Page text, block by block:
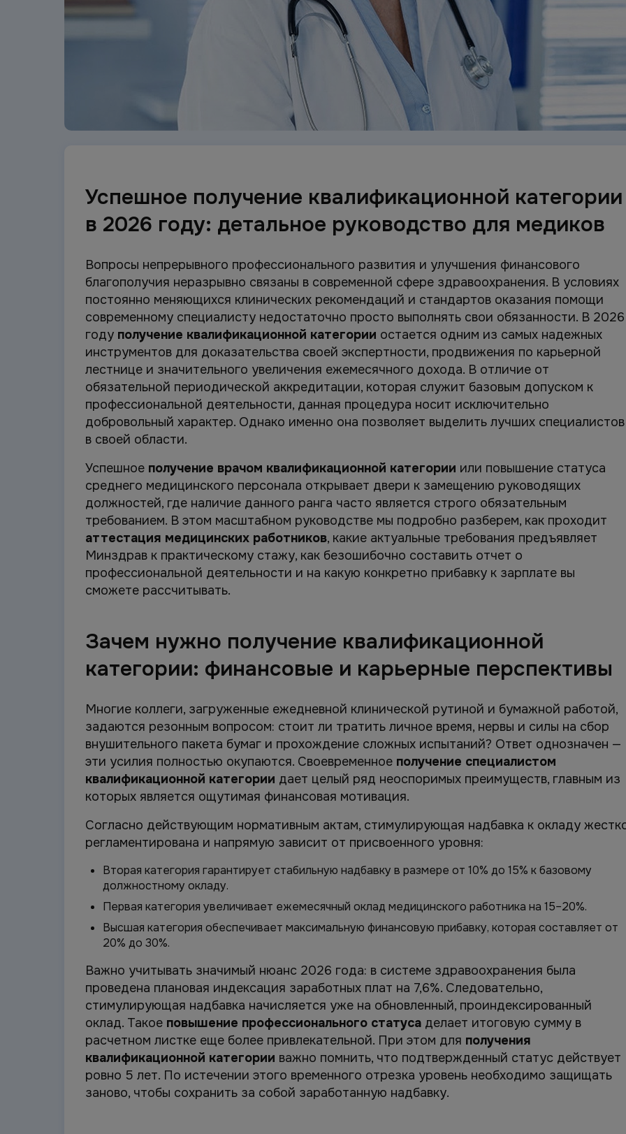
Успешное получение квалификационной категории
в 2026 году: детальное руководство для медиков
Вопросы непрерывного профессионального развития и улучшения финансового
благополучия неразрывно связаны в современной сфере здравоохранения. В условиях
постоянно меняющихся клинических рекомендаций и стандартов оказания помощи
современному специалисту недостаточно просто выполнять свои обязанности. В 2026
году получение квалификационной категории остается одним из самых надежных
инструментов для доказательства своей экспертности, продвижения по карьерной
лестнице и значительного увеличения ежемесячного дохода. В отличие от
обязательной периодической аккредитации, которая служит базовым допуском к
профессиональной деятельности, данная процедура носит исключительно
добровольный характер. Однако именно она позволяет выделить лучших специалистов
в своей области.
Успешное получение врачом квалификационной категории или повышение статуса
среднего медицинского персонала открывает двери к замещению руководящих
должностей, где наличие данного ранга часто является строго обязательным
требованием. В этом масштабном руководстве мы подробно разберем, как проходит
аттестация медицинских работников, какие актуальные требования предъявляет
Минздрав к практическому стажу, как безошибочно составить отчет о
профессиональной деятельности и на какую конкретно прибавку к зарплате вы
сможете рассчитывать.
Зачем нужно получение квалификационной
категории: финансовые и карьерные перспективы
Многие коллеги, загруженные ежедневной клинической рутиной и бумажной работой,
задаются резонным вопросом: стоит ли тратить личное время, нервы и силы на сбор
внушительного пакета бумаг и прохождение сложных испытаний? Ответ однозначен —
эти усилия полностью окупаются. Своевременное получение специалистом
квалификационной категории дает целый ряд неоспоримых преимуществ, главным из
которых является ощутимая финансовая мотивация.
Согласно действующим нормативным актам, стимулирующая надбавка к окладу
регламентирована и напрямую зависит от присвоенного уровня:
Вторая категория гарантирует стабильную надбавку в размере от 10% до 15% к базовому
должностному окладу.
Первая категория увеличивает ежемесячный оклад медицинского работника на 15–20%.
Высшая категория обеспечивает максимальную финансовую прибавку, которая составляет от
20% до 30%.
Важно учитывать значимый нюанс 2026 года: в системе здравоохранения была
проведена плановая индексация заработных плат на 7,6%. Следовательно,
стимулирующая надбавка начисляется уже на обновленный, проиндексированный
оклад. Такое повышение профессионального статуса делает итоговую сумму в
расчетном листке еще более привлекательной. При этом для получения
квалификационной категории важно помнить, что подтвержденный статус действует
ровно 5 лет. По истечении этого временного отрезка уровень необходимо защищать
заново, чтобы сохранить за собой заработанную надбавку.